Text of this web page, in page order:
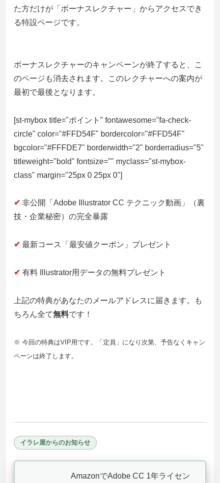
た方だけが「ボーナスレクチャー」からアクセスでき
る特設ページです。
ボーナスレクチャーのキャンペーンが終了すると、こ
のページも消去されます。このレクチャーへの案内が
最初で最後となります。
[st-mybox title="ポイント" fontawesome="fa-check-
circle" color="#FFD54F" bordercolor="#FFD54F"
bgcolor="#FFFDE7" borderwidth="2" borderradius="5"
titleweight="bold" fontsize="" myclass="st-mybox-
class" margin="25px 0 25px 0"]
✔ 非公開「Adobe Illustrator CC テクニック動画」（裏
技・企業秘密）の完全暴露
✔ 最新コース「最安値クーポン」プレゼント
✔ 有料 Illustrator用データの無料プレゼント
上記の特典があなたのメールアドレスに届きます。も
ちろん全て無料です！
※ 今回の特典はVIP用です。「定員」になり次第、予告なくキャン
ペーンは終了します。
イラレ屋からのお知らせ
AmazonでAdobe CC 1年ライセン